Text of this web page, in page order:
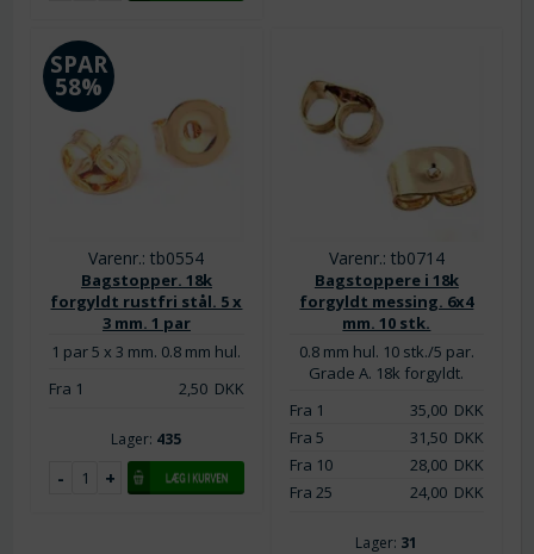
Varenr.: tb0554
Bagstopper. 18k
forgyldt rustfri stål. 5 x
3 mm. 1 par
SPAR
58%
1 par 5 x 3 mm. 0.8 mm hul.
Fra 1
2,50DKK
Lager: 435
Varenr.: tb0714
Bagstoppere i 18k
forgyldt messing. 6x4
mm. 10 stk.
0.8 mm hul. 10 stk./5 par.
Grade A. 18k forgyldt.
Fra 1
35,00 DKK
Fra 5
31,50 DKK
Fra 10
28,00 DKK
Fra 25
24,00 DKK
Lager: 31